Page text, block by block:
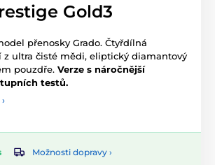
Gold3
přenosky Grado. Čtyřdílná
z ultra čisté mědi, eliptický diamantový
pouzdře. Verze s náročnější
testů.
Možnosti dopravy ›